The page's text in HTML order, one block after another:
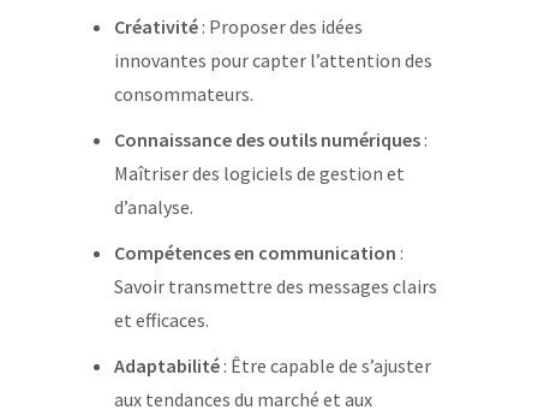
Créativité: Proposer des idées
innovantes pour capter l’attention des
consommateurs.
Connaissance des outils numériques:
Maîtriser des logiciels de gestion et
d’analyse.
Compétences en communication :
Savoir transmettre des messages clairs
et efficaces.
Adaptabilité: Être capable de s’ajuster
aux tendances du marché et aux